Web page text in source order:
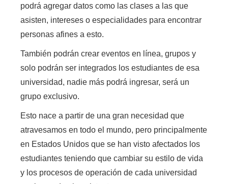
podrá agregar datos como las clases a las que
asisten, intereses o especialidades para encontrar
personas afines a esto.
También podrán crear eventos en línea, grupos y
solo podrán ser integrados los estudiantes de esa
universidad, nadie más podrá ingresar, será un
grupo exclusivo.
Esto nace a partir de una gran necesidad que
atravesamos en todo el mundo, pero principalmente
en Estados Unidos que se han visto afectados los
estudiantes teniendo que cambiar su estilo de vida
y los procesos de operación de cada universidad